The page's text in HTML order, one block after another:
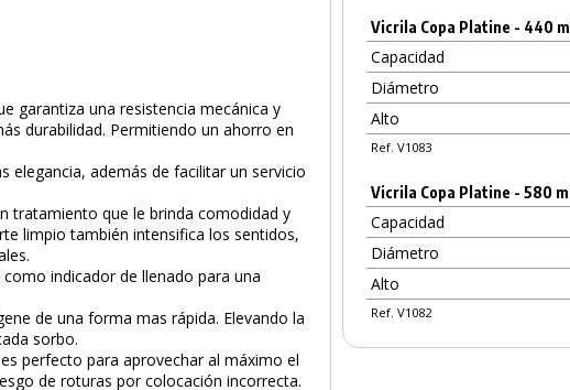
garantiza una resistencia mecánica y
durabilidad. Permitiendo un ahorro en
elegancia, además de facilitar un servicio
tratamiento que le brinda comodidad y
limpio también intensifica los sentidos,
indicador de llenado para una
de una forma mas rápida. Elevando la
sorbo.
perfecto para aprovechar al máximo el
de roturas por colocación incorrecta.
Vicrila Copa Platine - 440 ml
Capacidad
Diámetro
Alto
Ref. V1083
Vicrila Copa Platine - 580 ml
Capacidad
Diámetro
Alto
Ref. V1082